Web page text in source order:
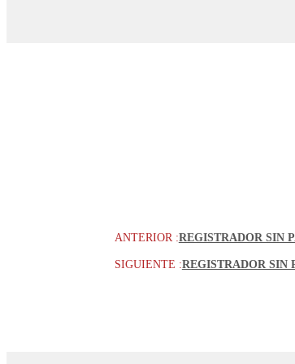
ANTERIOR :REGISTRADOR SIN
SIGUIENTE :REGISTRADOR SIN